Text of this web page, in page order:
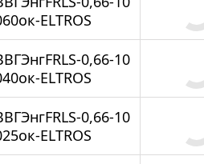
ELTROS
0,66-10
ELTROS
0,66-10
ELTROS